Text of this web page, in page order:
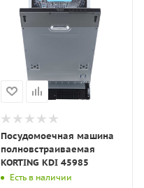
Посудомоечная машина
полновстраиваемая
KORTING KDI 45985
Есть в наличии